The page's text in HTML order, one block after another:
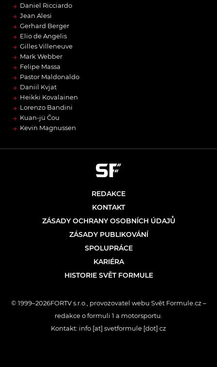
→ Daniel Ricciardo
→ Jean Alesi
→ Gerhard Berger
→ Elio de Angelis
→ Gilles Villeneuve
→ Mark Webber
→ Felipe Massa
→ Pastor Maldonaldo
→ Daniil Kvjat
→ Heikki Kovalainen
→ Lorenzo Bandini
→ Kuan-jü Čou
→ Kevin Magnussen
REDAKCE
KONTAKT
ZÁSADY OCHRANY OSOBNÍCH ÚDAJŮ
ZÁSADY PUBLIKOVÁNÍ
SPOLUPRÁCE
KARIÉRA
HISTORIE SVĚT FORMULE
© 1999–2026FORTV s.r.o., provozovatel webu Svět Formule.cz –
redakce o formuli 1 a motorsportu.
Kontakt: info [at] svetformule [dot] cz